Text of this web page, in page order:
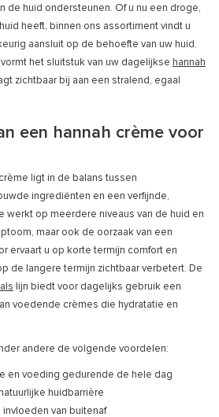
de huid ondersteunen. Of u nu een droge,
heeft, binnen ons assortiment vindt u
aansluit op de behoefte van uw huid.
het sluitstuk van uw dagelijkse hannah
zichtbaar bij aan een stralend, egaal
een hannah crème voor
ligt in de balans tussen
ingrediënten en een verfijnde,
werkt op meerdere niveaus van de huid en
maar ook de oorzaak van een
ervaart u op korte termijn comfort en
de langere termijn zichtbaar verbetert. De
lijn biedt voor dagelijks gebruik een
voedende crèmes die hydratatie en
andere de volgende voordelen:
en voeding gedurende de hele dag
huidbarrière
van buitenaf